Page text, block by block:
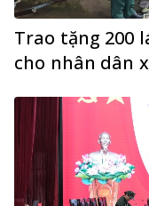
Trao tặng 200
cho nhân dân